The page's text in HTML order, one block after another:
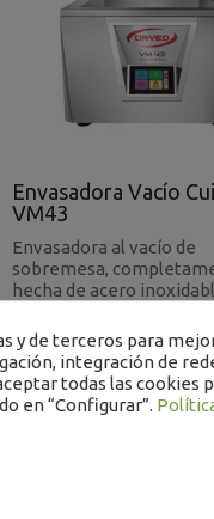
Envasadora Vacío
VM43
Envasadora al vacío de
sobremesa,
hecha de acero
Ref: 1924500P
9.000,00 €
Impuestos excluidos
y de terceros para
integración de
todas las cookies
en “Configurar”.